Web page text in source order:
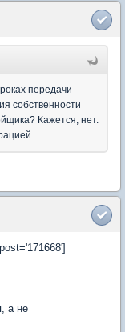
передачи
собственности
Кажется, нет.
а не